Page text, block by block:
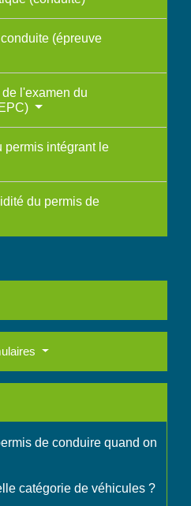
(épreuve
l'examen du
permis intégrant le
du permis de
de conduire quand on
catégorie de véhicules ?